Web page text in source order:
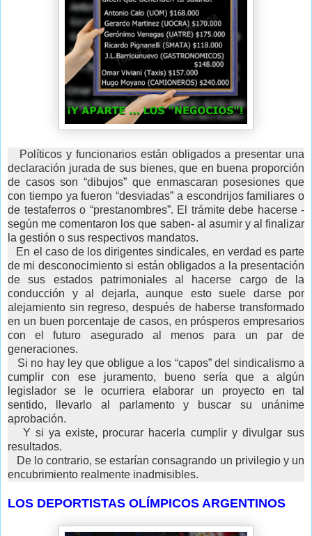
Políticos y funcionarios están obligados a presentar una
declaración jurada de sus bienes, que en buena proporción
de casos son “dibujos” que enmascaran posesiones que
con tiempo ya fueron “desviadas” a escondrijos familiares o
de testaferros o “prestanombres”. El trámite debe hacerse -
según me comentaron los que saben- al asumir y al finalizar
la gestión o sus respectivos mandatos.
En el caso de los dirigentes sindicales, en verdad es parte
de mi desconocimiento si están obligados a la presentación
de sus estados patrimoniales al hacerse cargo de la
conducción y al dejarla, aunque esto suele darse por
alejamiento sin regreso, después de haberse transformado
en un buen porcentaje de casos, en prósperos empresarios
con el futuro asegurado al menos para un par de
generaciones.
Si no hay ley que obligue a los “capos” del sindicalismo a
cumplir con ese juramento, bueno sería que a algún
legislador se le ocurriera elaborar un proyecto en tal
sentido, llevarlo al parlamento y buscar su unánime
aprobación.
Y si ya existe, procurar hacerla cumplir y divulgar sus
resultados.
De lo contrario, se estarían consagrando un privilegio y un
encubrimiento realmente inadmisibles.
LOS DEPORTISTAS OLÍMPICOS ARGENTINOS